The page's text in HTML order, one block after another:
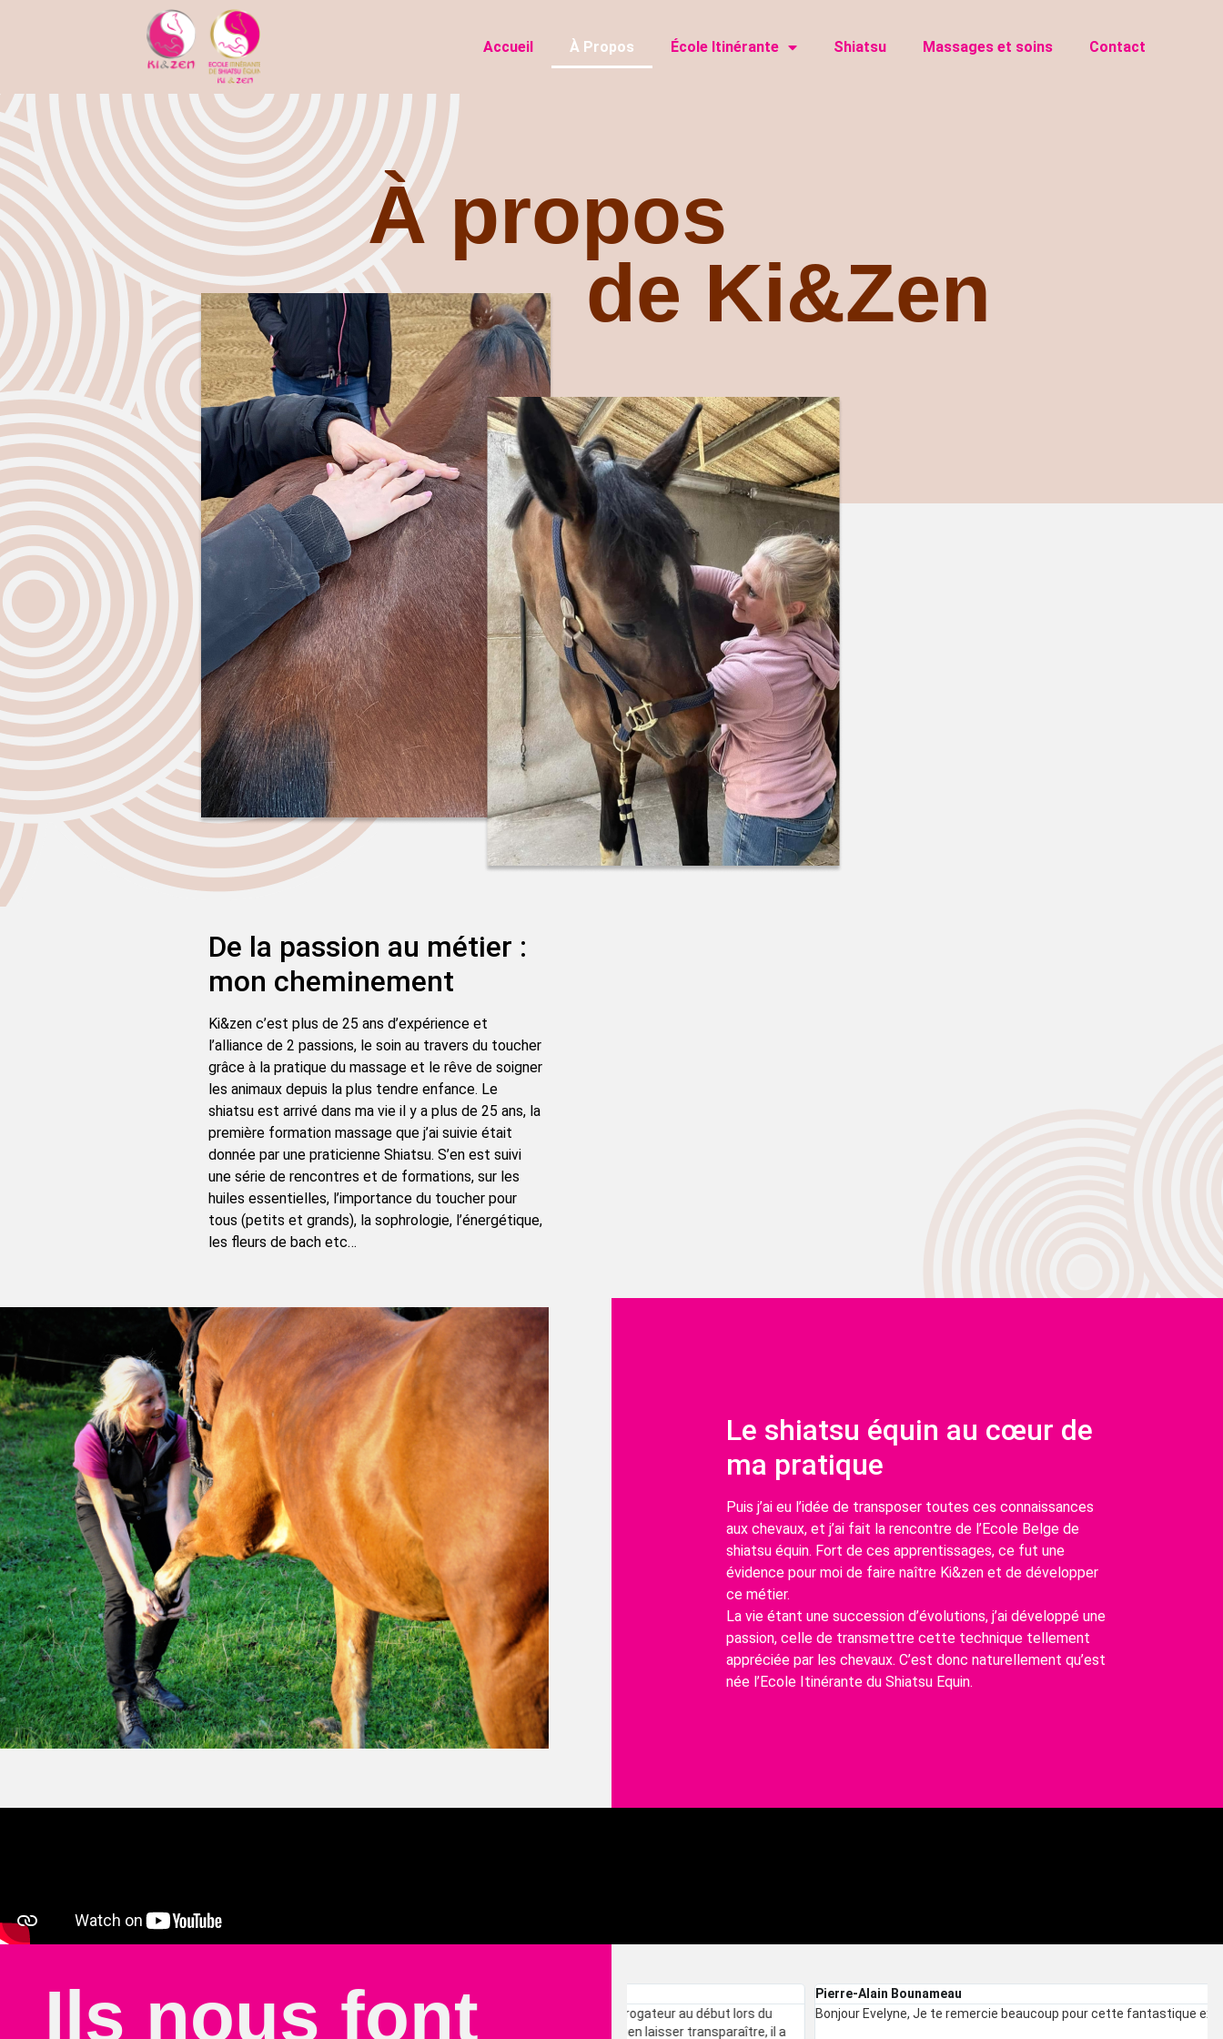
Accueil À Propos École Itinérante Shiatsu Massages et soins Contact
À propos
de Ki&Zen
De la passion au métier :
mon cheminement
Ki&zen c’est plus de 25 ans d’expérience et
l’alliance de 2 passions, le soin au travers du toucher
grâce à la pratique du massage et le rêve de soigner
les animaux depuis la plus tendre enfance. Le
shiatsu est arrivé dans ma vie il y a plus de 25 ans, la
première formation massage que j’ai suivie était
donnée par une praticienne Shiatsu. S’en est suivi
une série de rencontres et de formations, sur les
huiles essentielles, l’importance du toucher pour
tous (petits et grands), la sophrologie, l’énergétique,
les fleurs de bach etc…
Le shiatsu équin au cœur de
ma pratique
Puis j’ai eu l’idée de transposer toutes ces connaissances
aux chevaux, et j’ai fait la rencontre de l’Ecole Belge de
shiatsu équin. Fort de ces apprentissages, ce fut une
évidence pour moi de faire naître Ki&zen et de développer
ce métier.
La vie étant une succession d’évolutions, j’ai développé une
passion, celle de transmettre cette technique tellement
appréciée par les chevaux. C’est donc naturellement qu’est
née l’Ecole Itinérante du Shiatsu Equin.
Ils nous font
Chloe Splieth
Merci beaucoup ! J'ai déjà pu tester sur papy W. Si il était un peu interrogateur au début lors du
travail sur le méridien de la vessie et très fort sur la réserve pour ne rien laisser transparaître, il a
Bonjour Evelyne, Je te remercie beaucoup pour cette fantastique expérience.